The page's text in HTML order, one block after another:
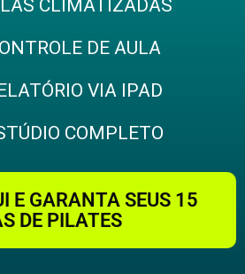
CLIMATIZADAS
DE AULA
VIA IPAD
COMPLETO
E GARANTA SEUS 15
DE PILATES